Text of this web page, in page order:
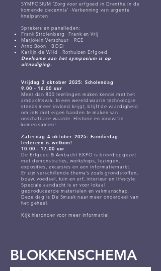
SYMPOSIUM ‘Zorg voor erfgoed in Drenthe in de
komende decennia' -Verkenning van urgente
knelpunten
Sprekers en panelleden:
Frank Strolenberg- Frank en Vrij
Marjolein Verschuur - RCE
Arno Boon - BOEi
Karlijn de Wild - Rothuizen Erfgoed
Deelname aan het symposium is op
uitnodiging.
Vrijdag 3 oktober 2025: Scholendag
9.00 - 16.00 uur
Meer dan 800 leerlingen maken kennis met het
ambachtsvak. In een wereld waarin technologie
steeds meer invloed krijgt, blijft de vaardigheid
om iets met eigen handen te maken van
onschatbare waarde. Historie en innovatie
komen samen!
Zaterdag 4 oktober 2025: Familiedag -
Iedereen is welkom!
10.00 - 17.00 uur
De Erfgoed & Ambacht EXPO is breed opgezet
met demonstraties, workshops, lezingen,
exposities, excursies en een informatiemarkt.
Er zijn verschillende thema’s zoals grondstoffen,
bouw, voedsel, tuin en erf, interieur en lifestyle.
Speciale aandacht is er voor lokaal
geproduceerde materialen en vakmanschap.
Deze dag is De Smaak naar meer onderdeel van
het geheel.
Kijk hieronder voor meer informatie!
BLOKKENSCHEMA